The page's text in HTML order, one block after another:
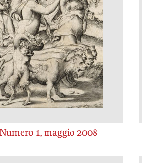
Numero 1, maggio 2008